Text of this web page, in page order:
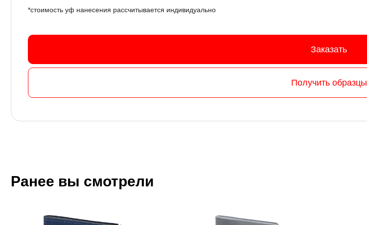
*стоимость уф нанесения рассчитывается индивидуально
Заказать
Получить образцы
Ранее вы смотрели